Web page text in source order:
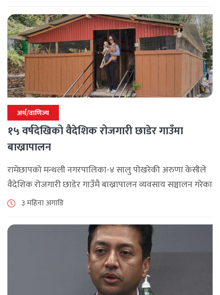
अर्थ/वाणिज्य
१५ वर्षदेखिको वैदेशिक रोजगारी छाडेर गाउँमा
बाख्रापालन
रामेछापको मन्थली नगरपालिका-४ सालु पोखरेकी अरुणा केसीले
वैदेशिक रोजगारी छाडेर गाउँमै बाख्रापालन व्यवसाय सञ्चालन गरेका
छन् । चार वर्ष बेलायत र ११ वर्ष दुबई र कतारमा रोजगारीमा गरेकी
३ महिना अगाडि